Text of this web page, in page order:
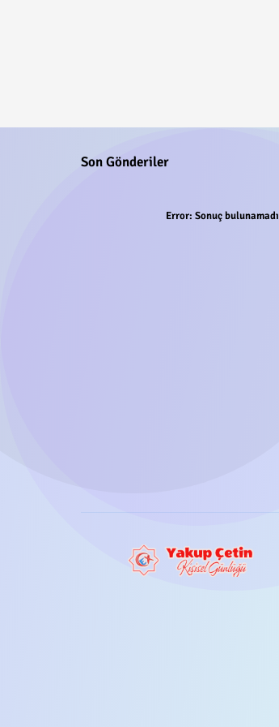
Son Gönderiler
Error: Sonuç bulunamadı